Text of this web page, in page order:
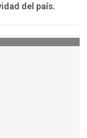
del país.